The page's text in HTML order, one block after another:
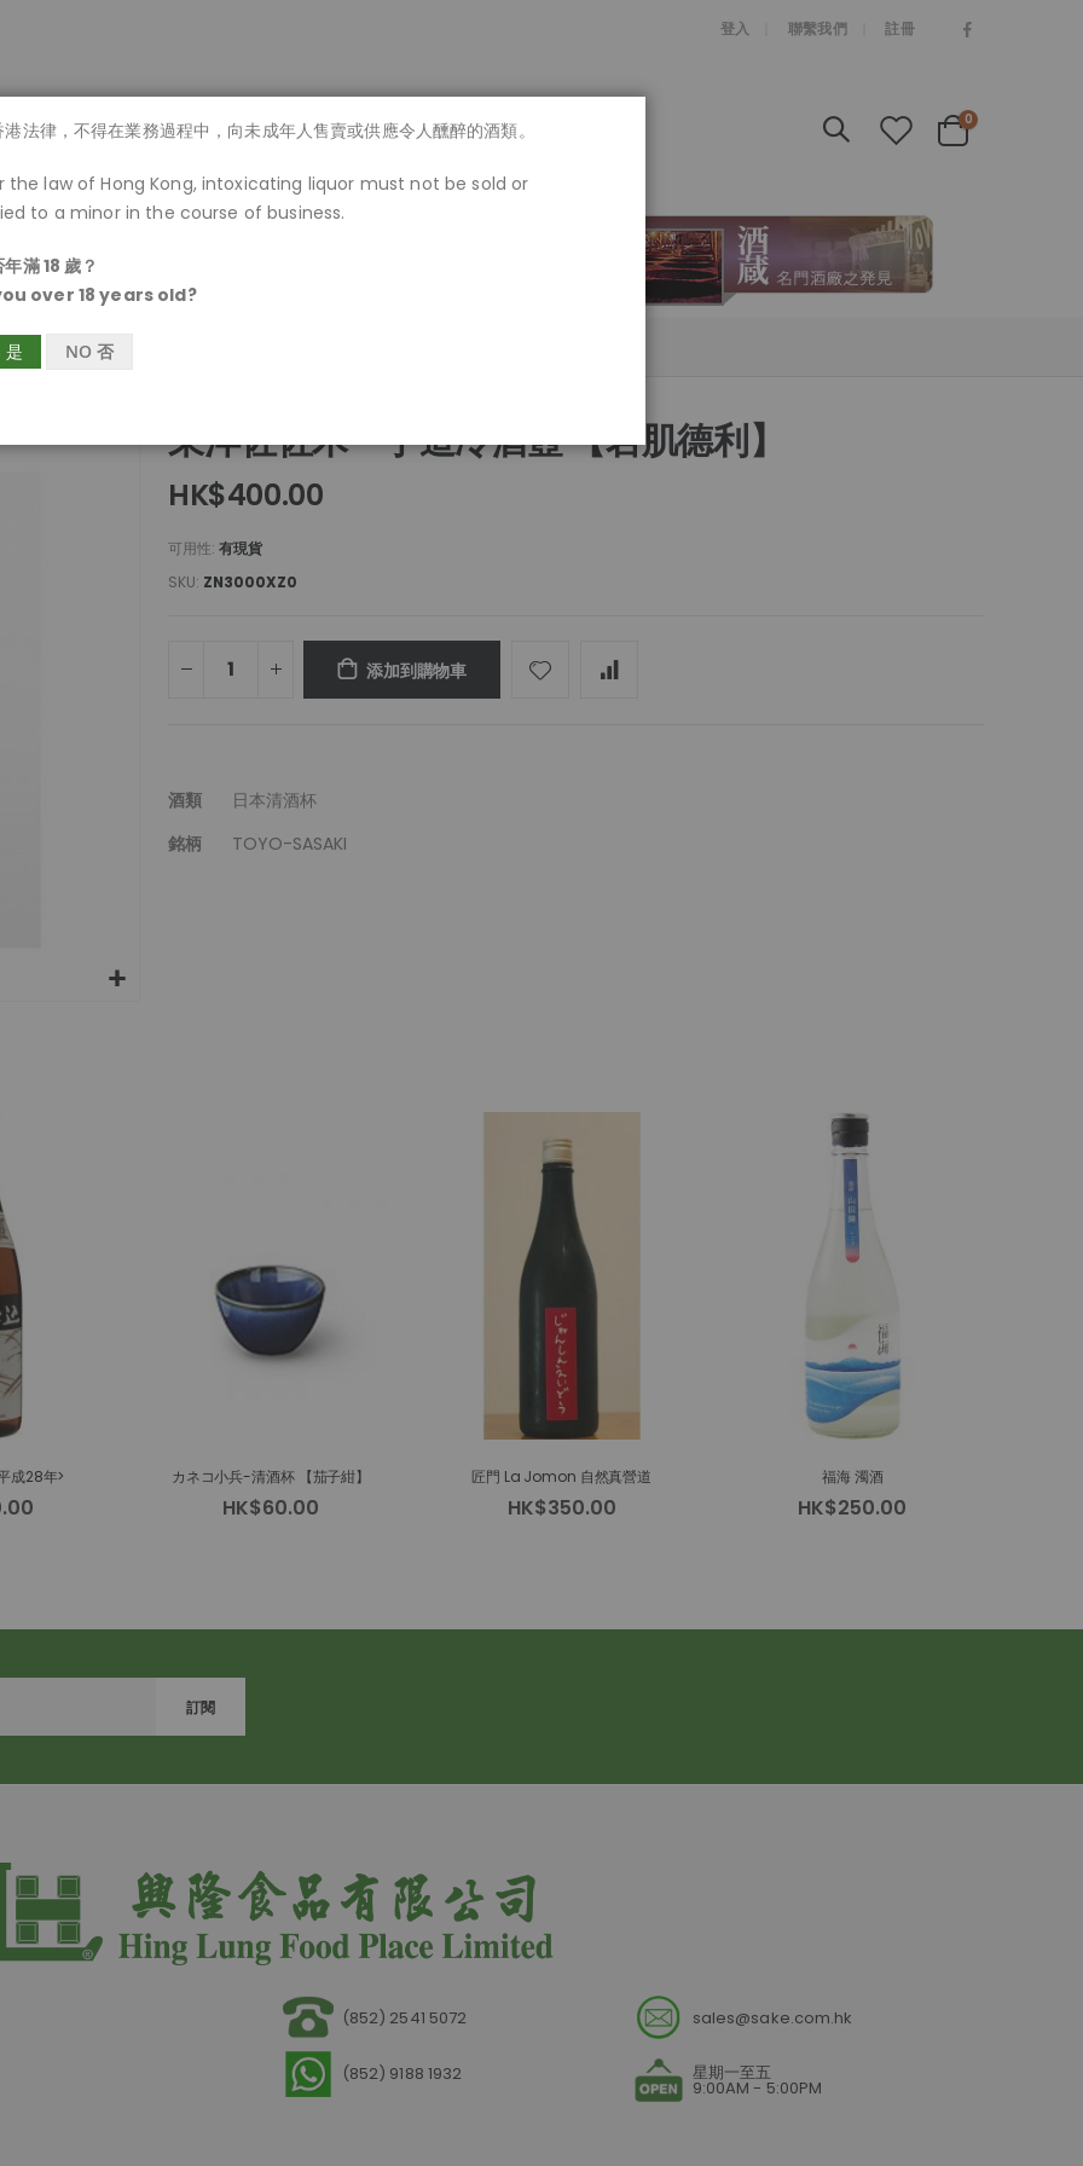
登入 聯繫我們 註冊
一覽 Cart
0items
東洋佐佐木 - 手造冷酒壼 【岩肌德利】
HK$400.00
可用性: 有現貨
SKU ZN3000XZ0
添加到購物車
更
信
酒類
日本清酒杯
銘柄
TOYO-SASAKI
成28年> カネコ小兵-清酒杯 【茄子紺】
HK$60.00
匠門 La Jomon 自然真營道
HK$350.00
福海 濁酒
HK$250.00
訂閱
(852) 2541 5072 sales@sake.com.hk
(852) 9188 1932 星期一至五
9:00AM - 5:00PM
法律，不得在業務過程中，向未成年人售賣或供應令人醺醉的酒類。
the law of Hong Kong, intoxicating liquor must not be sold or
to a minor in the course of business.
滿 18 歲？
over 18 years old?
是 NO 否